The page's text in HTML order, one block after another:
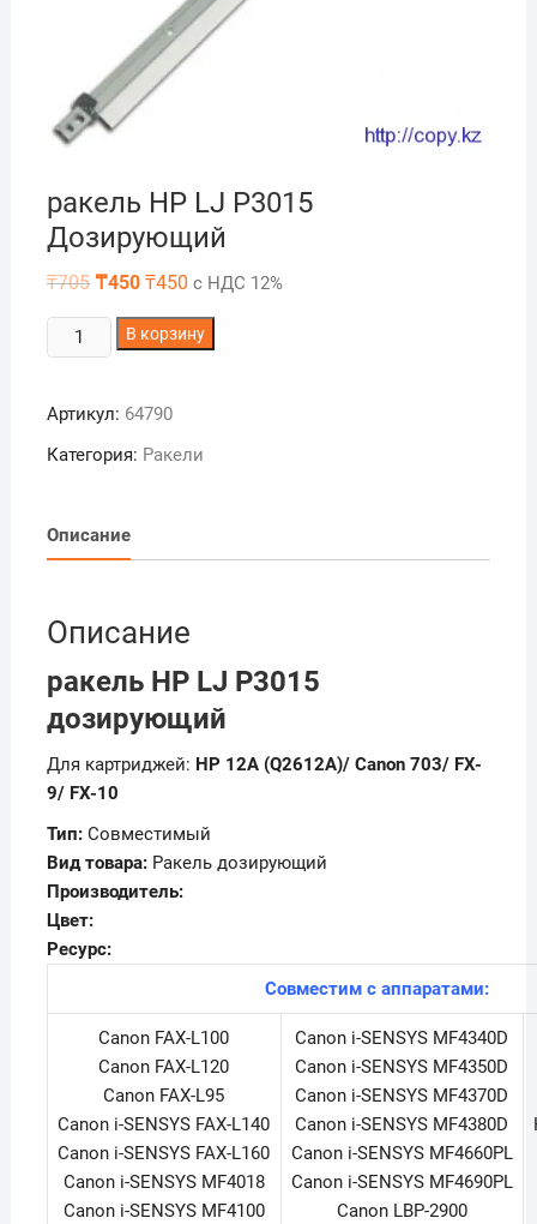
ракель HP LJ P3015
Дозирующий
₸705 Первоначальная
составляла
₸705.
₸450Текущая
₸450.
₸450 с НДС 12%
Количество
товара
HP
LJ
В корзину
Артикул: 64790
Категория: Ракели
Описание
Описание
ракель HP LJ P3015
дозирующий
Для картриджей: HP 12A (Q2612A)/ Canon 703/ FX-
9/ FX-10
Тип: Совместимый
Вид товара: Ракель дозирующий
Производитель:
Цвет:
Ресурс:
Совместим с аппаратами:
Canon FAX-L100
Canon FAX-L120
Canon FAX-L95
Canon i-SENSYS FAX-L140
Canon i-SENSYS FAX-L160
Canon i-SENSYS MF4018
Canon i-SENSYS MF4100
Canon i-SENSYS MF4340D
Canon i-SENSYS MF4350D
Canon i-SENSYS MF4370D
Canon i-SENSYS MF4380D
Canon i-SENSYS MF4660PL
Canon i-SENSYS MF4690PL
Canon LBP-2900